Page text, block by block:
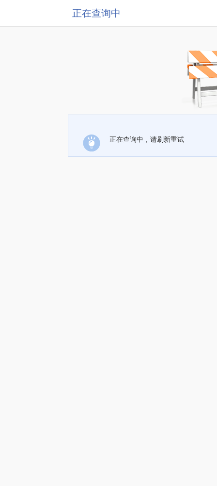
正在查询中
正在查询中，请刷新重试